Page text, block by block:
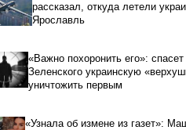
рассказал, откуда летели
Ярославль
«Важно похоронить его»:
Зеленского украинскую
уничтожить первым
«Узнала об измене из газет»: